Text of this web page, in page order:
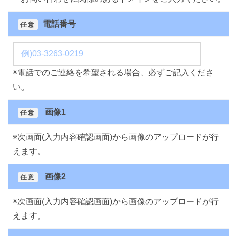
任意 電話番号
※電話でのご連絡を希望される場合、必ずご記入くださ
い。
任意 画像1
※次画面(入力内容確認画面)から画像のアップロードが行
えます。
任意 画像2
※次画面(入力内容確認画面)から画像のアップロードが行
えます。